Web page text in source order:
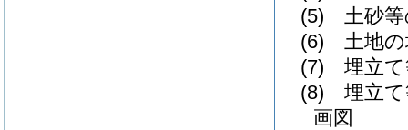
(5)
土砂
(6)
土地
(7)
埋立
(8)
埋立
画図